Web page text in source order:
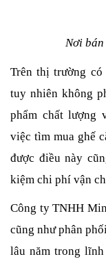
Nơi
Trên thị trường có
tuy nhiên không
phẩm chất lượng
việc tìm mua ghế
được điều này
kiệm chi phí vận
Công ty TNHH
cũng như phân
lâu năm trong